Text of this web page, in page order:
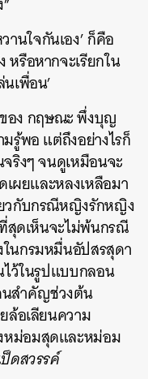
นใจกันเอง’ ก็คือ
รือหากจะเรียกใน
เพื่อน’
ของ กฤษณะ พึ่งบุญ
รู้พอ แต่ถึงอย่างไรก็
ริงๆ จนดูเหมือนจะ
เผยและหลงเหลือมา
วกับกรณีหญิงรักหญิง
สุดเห็นจะไม่พ้นกรณี
นกรมหมื่นอัปสรสุดา
ไว้ในรูปแบบกลอน
สำคัญช่วงต้น
อเลียนความ
ม่อมสุดและหม่อม
ดสวรรค์